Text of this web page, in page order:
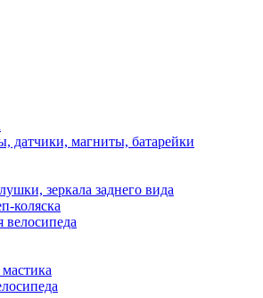
датчики, магниты, батарейки
зеркала заднего вида
коляска
велосипеда